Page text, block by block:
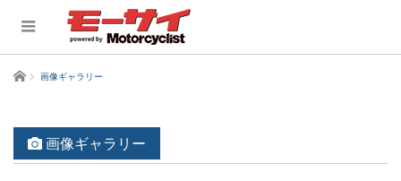
ホーム 画像ギャラリー
画像ギャラリー